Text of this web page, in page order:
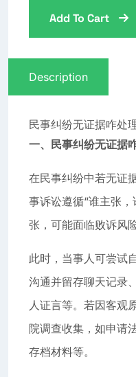
Add To Cart
Description
民事纠纷无证据咋处
一、民事纠纷无证据
在民事纠纷中若无证
事诉讼遵循“谁主张
张，可能面临败诉风险
此时，当事人可尝试
沟通并留存聊天记录
人证言等。若因客观
院调查收集，如申请
存档材料等。